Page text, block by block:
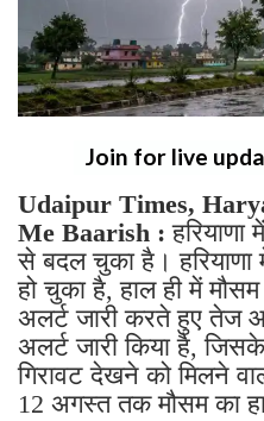
Join for live
Udaipur Times,
Me Baarish : हरियाणा
से बदल चुका है। हरियाणा
हो चुका है, हाल ही में
अलर्ट जारी करते हुए तेज
अलर्ट जारी किया है,
गिरावट देखने को मिलने
12 अगस्त तक मौसम का